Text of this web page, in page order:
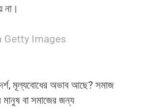
না।
Getty Images
মূল্যবোধের অভাব আছে? সমাজ
মানুষ বা সমাজের জন্য